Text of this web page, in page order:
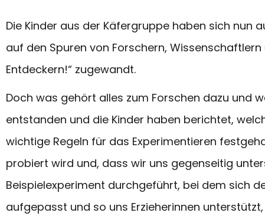
Die Kinder aus der Käfergruppe haben sich nun
auf den Spuren von Forschern, Wissenschaftlern
Entdeckern!“ zugewandt.
Doch was gehört alles zum Forschen dazu und
entstanden und die Kinder haben berichtet,
wichtige Regeln für das Experimentieren
probiert wird und, dass wir uns gegenseitig
Beispielexperiment durchgeführt, bei dem sich
aufgepasst und so uns Erzieherinnen